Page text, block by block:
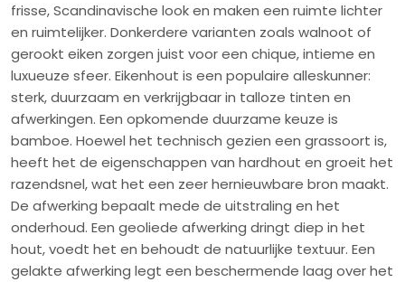
frisse, Scandinavische look en maken een ruimte lichter
en ruimtelijker. Donkerdere varianten zoals walnoot of
gerookt eiken zorgen juist voor een chique, intieme en
luxueuze sfeer. Eikenhout is een populaire alleskunner:
sterk, duurzaam en verkrijgbaar in talloze tinten en
afwerkingen. Een opkomende duurzame keuze is
bamboe. Hoewel het technisch gezien een grassoort is,
heeft het de eigenschappen van hardhout en groeit het
razendsnel, wat het een zeer hernieuwbare bron maakt.
De afwerking bepaalt mede de uitstraling en het
onderhoud. Een geoliede afwerking dringt diep in het
hout, voedt het en behoudt de natuurlijke textuur. Een
gelakte afwerking legt een beschermende laag over het